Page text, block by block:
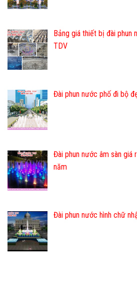
Bảng giá thiết bị đài phun
TDV
Đài phun nước phố đi bộ
Đài phun nước âm sàn giá
năm
Đài phun nước hình chữ